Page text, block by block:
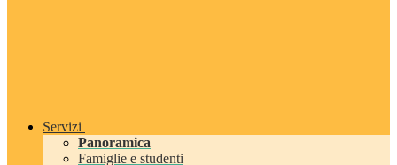
Servizi
Panoramica
Famiglie e studenti